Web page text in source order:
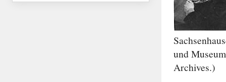
und
Archives.)